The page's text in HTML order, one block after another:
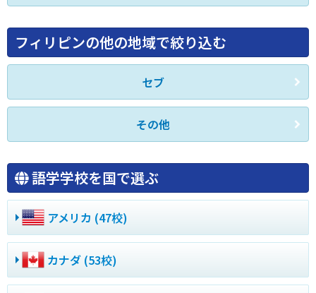
フィリピンの他の地域で絞り込む
セブ
その他
語学学校を国で選ぶ
アメリカ (47校)
カナダ (53校)